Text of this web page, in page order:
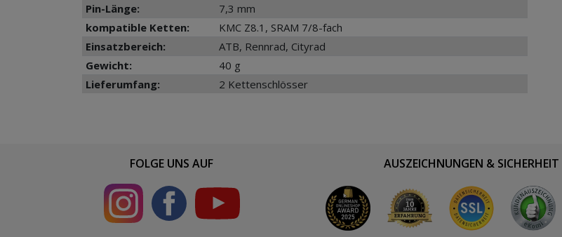
Pin-Länge:
7,3 mm
kompatible Ketten:
KMC Z8.1, SRAM 7/8-fach
Einsatzbereich:
ATB, Rennrad, Cityrad
Gewicht:
40 g
Lieferumfang:
2 Kettenschlösser
FOLGE UNS AUF AUSZEICHNUNGEN & SICHERHEIT